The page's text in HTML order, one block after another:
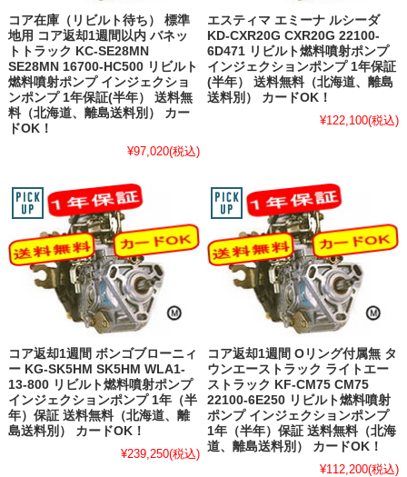
コア在庫（リビルト待ち） 標準
地用 コア返却1週間以内 バネッ
トトラック KC-SE28MN
SE28MN 16700-HC500 リビルト
燃料噴射ポンプ インジェクショ
ンポンプ 1年保証(半年） 送料無
料（北海道、離島送料別） カー
ドOK！
¥97,020(税込)
エスティマ エミーナ ルシーダ
KD-CXR20G CXR20G 22100-
6D471 リビルト燃料噴射ポンプ
インジェクションポンプ 1年保証
(半年） 送料無料（北海道、離島
送料別） カードOK！
¥122,100(税込)
コア返却1週間 ボンゴブローニィ
ー KG-SK5HM SK5HM WLA1-
13-800 リビルト燃料噴射ポンプ
インジェクションポンプ 1年（半
年）保証 送料無料（北海道、離
島送料別） カードOK！
¥239,250(税込)
コア返却1週間 Oリング付属無 タ
ウンエーストラック ライトエー
ストラック KF-CM75 CM75
22100-6E250 リビルト燃料噴射
ポンプ インジェクションポンプ
1年（半年）保証 送料無料（北海
道、離島送料別） カードOK！
¥112,200(税込)